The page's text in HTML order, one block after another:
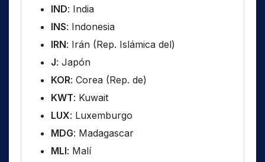
IND: India
INS: Indonesia
IRN: Irán (Rep. Islámica del)
J: Japón
KOR: Corea (Rep. de)
KWT: Kuwait
LUX: Luxemburgo
MDG: Madagascar
MLI: Malí